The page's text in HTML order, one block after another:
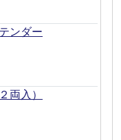
ンダー
入）